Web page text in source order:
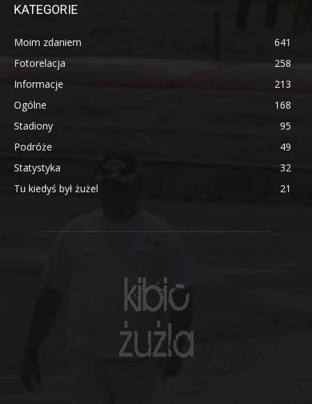
KATEGORIE
Moim zdaniem
641
Fotorelacja
258
Informacje
213
Ogólne
168
Stadiony
95
Podróże
49
Statystyka
32
Tu kiedyś był żużel
21